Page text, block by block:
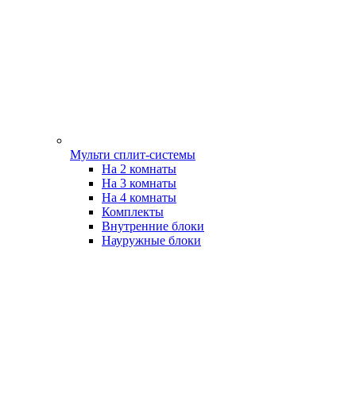
Мульти сплит-системы
На 2 комнаты
На 3 комнаты
На 4 комнаты
Комплекты
Внутренние блоки
Науружные блоки